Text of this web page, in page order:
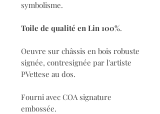
symbolisme.
Toile de qualité en Lin 100%.
Oeuvre sur châssis en bois robuste
signée, contresignée par l'artiste
PVettese au dos.
Fourni avec COA signature
embossée.